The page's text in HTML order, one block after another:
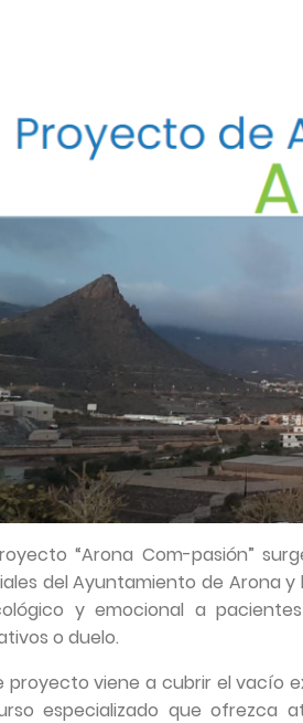
“Arona Com-pasión”
del Ayuntamiento de Arona y
y emocional a
o duelo.
proyecto viene a cubrir el vacío
especializado que ofrezca